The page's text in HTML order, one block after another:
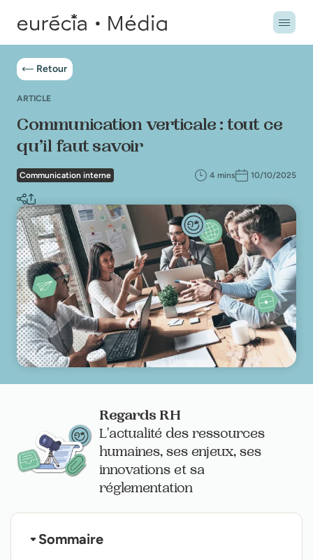
Retour
ARTICLE
Communication verticale : tout ce
qu’il faut savoir
Communication interne 4 mins 10/10/2025
Regards RH
L'actualité des ressources
humaines, ses enjeux, ses
innovations et sa
réglementation
Sommaire